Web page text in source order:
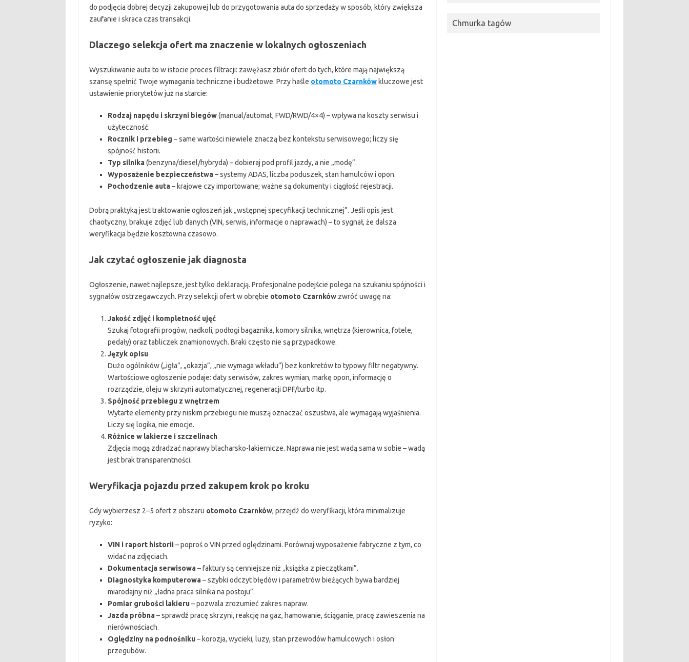
do podjęcia dobrej decyzji zakupowej lub do przygotowania auta do sprzedaży w sposób, który zwiększa
zaufanie i skraca czas transakcji.
Dlaczego selekcja ofert ma znaczenie w lokalnych ogłoszeniach
Wyszukiwanie auta to w istocie proces filtracji: zawężasz zbiór ofert do tych, które mają największą
szansę spełnić Twoje wymagania techniczne i budżetowe. Przy haśle otomoto Czarnkówkluczowe jest
ustawienie priorytetów już na starcie:
Rodzaj napędu i skrzyni biegów(manual/automat, FWD/RWD/4×4) – wpływa na koszty serwisu i
użyteczność.
Rocznik i przebieg – same wartości niewiele znaczą bez kontekstu serwisowego; liczy się
spójność historii.
Typ silnika(benzyna/diesel/hybryda) – dobieraj pod profil jazdy, a nie „modę”.
Wyposażenie bezpieczeństwa– systemy ADAS, liczba poduszek, stan hamulców i opon.
Pochodzenie auta– krajowe czy importowane; ważne są dokumenty i ciągłość rejestracji.
Dobrą praktyką jest traktowanie ogłoszeń jak „wstępnej specyfikacji technicznej”. Jeśli opis jest
chaotyczny, brakuje zdjęć lub danych (VIN, serwis, informacje o naprawach) – to sygnał, że dalsza
weryfikacja będzie kosztowna czasowo.
Jak czytać ogłoszenie jak diagnosta
Ogłoszenie, nawet najlepsze, jest tylko deklaracją. Profesjonalne podejście polega na szukaniu spójności i
sygnałów ostrzegawczych. Przy selekcji ofert w obrębie otomoto Czarnkówzwróć uwagę na:
Jakość zdjęć i kompletność ujęć
Szukaj fotografii progów, nadkoli, podłogi bagażnika, komory silnika, wnętrza (kierownica, fotele,
pedały) oraz tabliczek znamionowych. Braki często nie są przypadkowe.
Język opisu
Dużo ogólników („igła”, „okazja”, „nie wymaga wkładu”) bez konkretów to typowy filtr negatywny.
Wartościowe ogłoszenie podaje: daty serwisów, zakres wymian, markę opon, informację o
rozrządzie, oleju w skrzyni automatycznej, regeneracji DPF/turbo itp.
Spójność przebiegu z wnętrzem
Wytarte elementy przy niskim przebiegu nie muszą oznaczać oszustwa, ale wymagają wyjaśnienia.
Liczy się logika, nie emocje.
Różnice w lakierze i szczelinach
Zdjęcia mogą zdradzać naprawy blacharsko-lakiernicze. Naprawa nie jest wadą sama w sobie – wadą
jest brak transparentności.
Weryfikacja pojazdu przed zakupem krok po kroku
Gdy wybierzesz 2–5 ofert z obszaru otomoto Czarnków, przejdź do weryfikacji, która minimalizuje
ryzyko:
VIN i raport historii– poproś o VIN przed oględzinami. Porównaj wyposażenie fabryczne z tym, co
widać na zdjęciach.
Dokumentacja serwisowa– faktury są cenniejsze niż „książka z pieczątkami”.
Diagnostyka komputerowa– szybki odczyt błędów i parametrów bieżących bywa bardziej
miarodajny niż „ładna praca silnika na postoju”.
Pomiar grubości lakieru– pozwala zrozumieć zakres napraw.
Jazda próbna– sprawdź pracę skrzyni, reakcję na gaz, hamowanie, ściąganie, pracę zawieszenia na
nierównościach.
Oględziny na podnośniku– korozja, wycieki, luzy, stan przewodów hamulcowych i osłon
przegubów.
Chmurka tagów